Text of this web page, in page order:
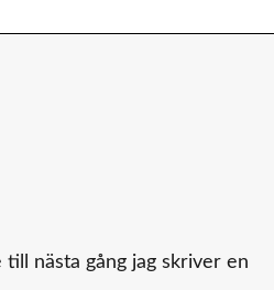
nästa gång jag skriver en